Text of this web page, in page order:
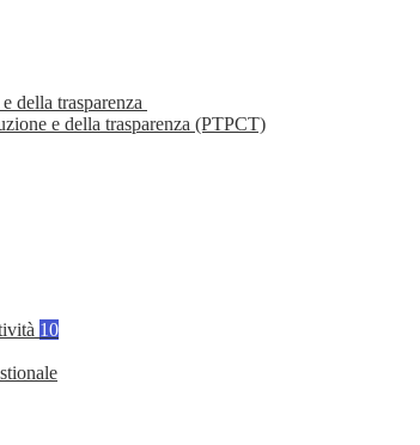
della trasparenza
e della trasparenza (PTPCT)
10